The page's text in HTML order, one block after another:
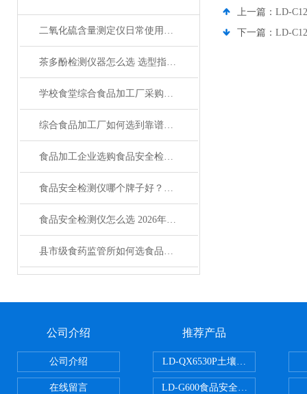
二氧化硫含量测定仪日常使用疑问与采购指南
茶多酚检测仪器怎么选 选型指南与型号推荐
学校食堂综合食品加工厂采购必读：食品重金属检测仪怎么选
综合食品加工厂如何选到靠谱的食品安全检测仪
食品加工企业选购食品安全检测仪怎么选才靠谱
食品安全检测仪哪个牌子好？选购指南来了
食品安全检测仪怎么选 2026年口碑型号对比与采购指南
县市级食药监管所如何选食品安全检测仪
上一篇： LD-
下一篇： LD-
公司介绍
公司介绍
在线留言
推荐产品
LD-QX6530P土壤氧化还原电位检
LD-G600食品安全检测仪